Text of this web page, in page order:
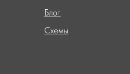
Блог
Схемы